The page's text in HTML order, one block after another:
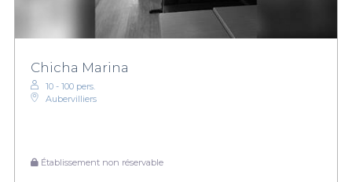
Chicha Marina
10 - 100 pers.
Aubervilliers
Établissement non réservable